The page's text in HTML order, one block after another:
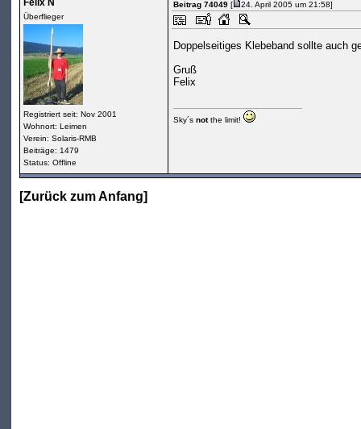
Felix N
Überflieger
Registriert seit: Nov 2001
Wohnort: Leimen
Verein: Solaris-RMB
Beiträge: 1479
Status: Offline
Beitrag 74049[ 24. April 2005 um 21:58]
Doppelseitiges Klebeband sollte auch
Gruß
Felix
Sky´s notthe limit!
[Zurück zum Anfang]